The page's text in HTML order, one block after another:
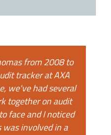
I have delivered
to one of Thomas'
were always
very responsive
teams members. It
working for him.“